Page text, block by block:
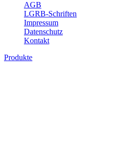
AGB
LGRB-Schriften
Impressum
Datenschutz
Kontakt
Produkte